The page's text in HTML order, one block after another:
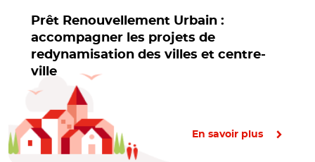
Prêt Renouvellement Urbain :
accompagner les projets de
redynamisation des villes et centre-
ville
En savoir plus